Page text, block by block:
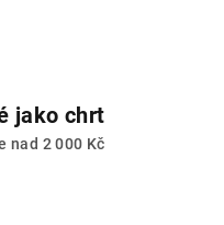
jako chrt
nad 2 000 Kč